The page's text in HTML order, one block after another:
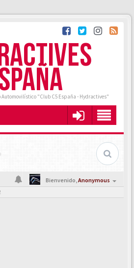
"Club C5 España - Hydractives"
Bienvenido,Anonymous